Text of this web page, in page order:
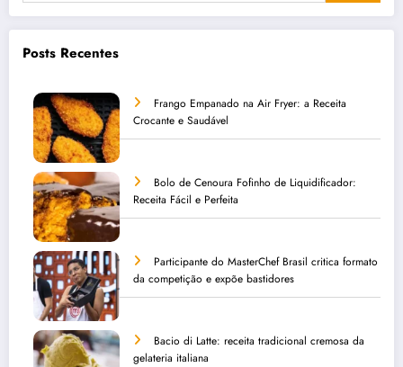
Posts Recentes
Frango Empanado na Air Fryer: a Receita
Crocante e Saudável
Bolo de Cenoura Fofinho de Liquidificador:
Receita Fácil e Perfeita
Participante do MasterChef Brasil critica formato
da competição e expõe bastidores
Bacio di Latte: receita tradicional cremosa da
gelateria italiana